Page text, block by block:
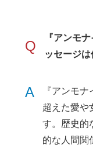
Q
『アンモ
ッセージは
A
『アンモ
超えた愛や
す。歴史的
的な人間関